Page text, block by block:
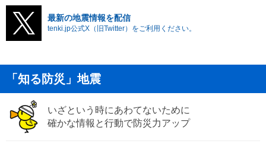
最新の地震情報を配信
tenki.jp公式X（旧Twitter）をご利用ください。
「知る防災」地震
いざという時にあわてないために
確かな情報と行動で防災力アップ